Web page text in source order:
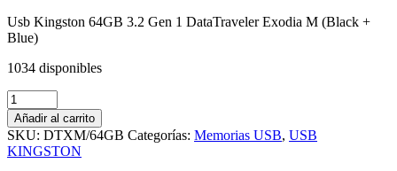
Usb Kingston 64GB 3.2 Gen 1 DataTraveler Exodia M (Black +
Blue)
1034 disponibles
DTXM/64GB
cantidad
Añadir al carrito
SKU: DTXM/64GB Categorías: Memorias USB, USB
KINGSTON